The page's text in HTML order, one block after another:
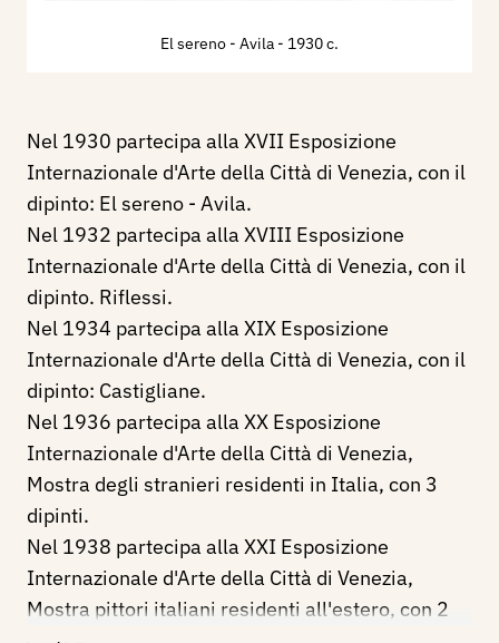
El sereno - Avila - 1930 c.
Nel 1930 partecipa alla XVII Esposizione
Internazionale d'Arte della Città di Venezia, con il
dipinto: El sereno - Avila.
Nel 1932 partecipa alla XVIII Esposizione
Internazionale d'Arte della Città di Venezia, con il
dipinto. Riflessi.
Nel 1934 partecipa alla XIX Esposizione
Internazionale d'Arte della Città di Venezia, con il
dipinto: Castigliane.
Nel 1936 partecipa alla XX Esposizione
Internazionale d'Arte della Città di Venezia,
Mostra degli stranieri residenti in Italia, con 3
dipinti.
Nel 1938 partecipa alla XXI Esposizione
Internazionale d'Arte della Città di Venezia,
Mostra pittori italiani residenti all'estero, con 2